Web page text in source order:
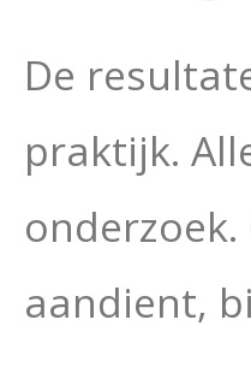
De
praktijk.
aandient,